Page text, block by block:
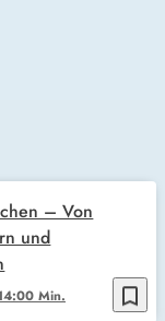
bookmark_border
Min.
– Von
und